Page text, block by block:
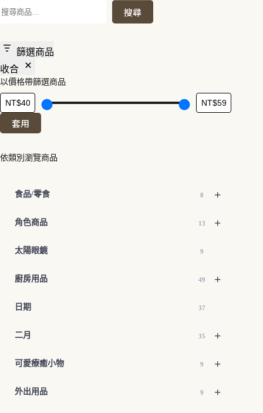
搜
尋
搜尋
篩選商品
收合
以價格帶篩選商品
套用
依類別瀏覽商品
+
食品/零食 8
+
角色商品 13
太陽眼鏡 9
+
廚房用品 49
日期 37
+
二月 35
+
可愛療癒小物 9
+
外出用品 9